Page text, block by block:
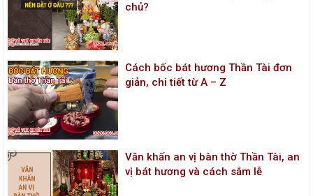
chủ?
Cách bốc bát hương Thần Tài đơn
giản, chi tiết từ A – Z
Văn khấn an vị bàn thờ Thần Tài, an
vị bát hương và cách sắm lễ